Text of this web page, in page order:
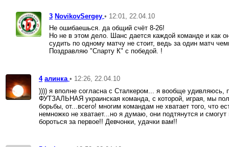
3 NovikovSergey • 12:01, 22.04.10
Не ошибаешься. да общий счёт 8-26!
Но не в этом дело. Шанс дается каждой команде и как
судить по одному матчу не стоит, ведь за один матч
Поздравляю "Спарту К" с победой. !
4 алинка • 12:26, 22.04.10
)))) я вполне согласна с Сталкером... я вообще удивляюсь,
ФУТЗАЛЬНАЯ украинская команда, с которой, играя, мы
борьбы, от...всего! многим командам не хватает того, что
немножко не хватает...но я думаю, они подтянутся и
бороться за первое!! Девчонки, удачки вам!!